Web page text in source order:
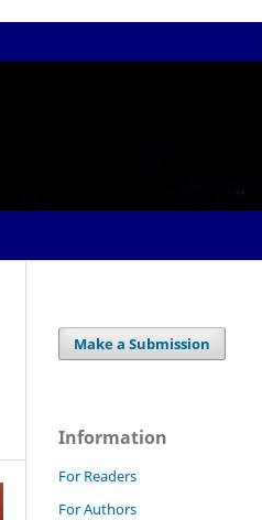
Make a Submission
Information
For Readers
For Authors